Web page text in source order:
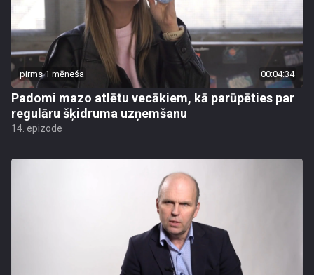
pirms 1 mēneša 00:04:34
Padomi mazo atlētu vecākiem, kā parūpēties par
regulāru šķidruma uzņemšanu
14. epizode